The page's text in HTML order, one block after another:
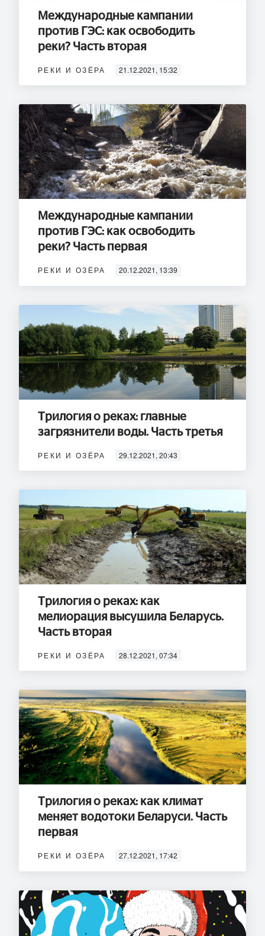
Международные кампании
против ГЭС: как освободить
реки? Часть вторая
РЕКИ И ОЗЁРА 21.12.2021, 15:32
Международные кампании
против ГЭС: как освободить
реки? Часть первая
РЕКИ И ОЗЁРА 20.12.2021, 13:39
Трилогия о реках: главные
загрязнители воды. Часть третья
РЕКИ И ОЗЁРА 29.12.2021, 20:43
Трилогия о реках: как
мелиорация высушила Беларусь.
Часть вторая
РЕКИ И ОЗЁРА 28.12.2021, 07:34
Трилогия о реках: как климат
меняет водотоки Беларуси. Часть
первая
РЕКИ И ОЗЁРА 27.12.2021, 17:42